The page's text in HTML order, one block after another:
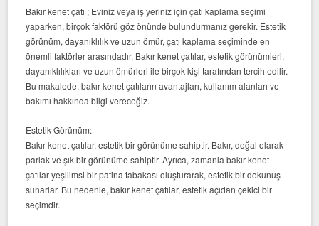
Bakır kenet çatı ; Eviniz veya iş yeriniz için çatı kaplama seçimi
yaparken, birçok faktörü göz önünde bulundurmanız gerekir. Estetik
görünüm, dayanıklılık ve uzun ömür, çatı kaplama seçiminde en
önemli faktörler arasındadır. Bakır kenet çatılar, estetik görünümleri,
dayanıklılıkları ve uzun ömürleri ile birçok kişi tarafından tercih edilir.
Bu makalede, bakır kenet çatıların avantajları, kullanım alanları ve
bakımı hakkında bilgi vereceğiz.
Estetik Görünüm:
Bakır kenet çatılar, estetik bir görünüme sahiptir. Bakır, doğal olarak
parlak ve şık bir görünüme sahiptir. Ayrıca, zamanla bakır kenet
çatılar yeşilimsi bir patina tabakası oluşturarak, estetik bir dokunuş
sunarlar. Bu nedenle, bakır kenet çatılar, estetik açıdan çekici bir
seçimdir.